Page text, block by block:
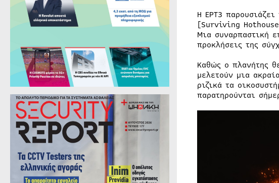
Η ΕΡΤ3
[Surviving
Μια συναρπαστική
προκλήσεις της
Καθώς ο πλανήτης
μελετούν μια
ριζικά τα
παρατηρούνται